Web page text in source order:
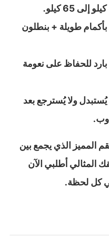
طويلة + بنطلون
بارد للحفاظ على نعومة
يُستبدل ولا يُسترجع بعد
المميز الذي يجمع بين
المثالي أطلبي الآن
كل لحظة.